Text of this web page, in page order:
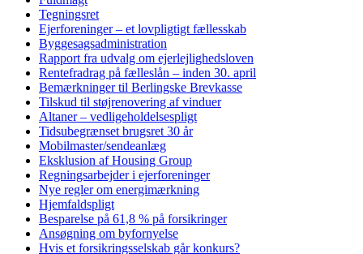
Tegningsret
Ejerforeninger – et lovpligtigt fællesskab
Byggesagsadministration
Rapport fra udvalg om ejerlejlighedsloven
Rentefradrag på fælleslån – inden 30. april
Bemærkninger til Berlingske Brevkasse
Tilskud til støjrenovering af vinduer
Altaner – vedligeholdelsespligt
Tidsubegrænset brugsret 30 år
Mobilmaster/sendeanlæg
Eksklusion af Housing Group
Regningsarbejder i ejerforeninger
Nye regler om energimærkning
Hjemfaldspligt
Besparelse på 61,8 % på forsikringer
Ansøgning om byfornyelse
Hvis et forsikringsselskab går konkurs?